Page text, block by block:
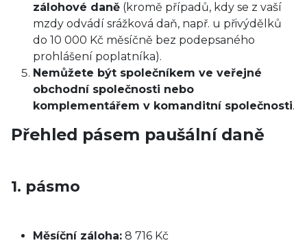
zálohové daně (kromě případů, kdy se z vaší
mzdy odvádí srážková daň, např. u přivýdělků
do 10 000 Kč měsíčně bez podepsaného
prohlášení poplatníka).
Nemůžete být společníkem ve veřejné
obchodní společnosti nebo
komplementářem v komanditní společnosti.
Přehled pásem paušální daně
1. pásmo
Měsíční záloha: 8 716 Kč